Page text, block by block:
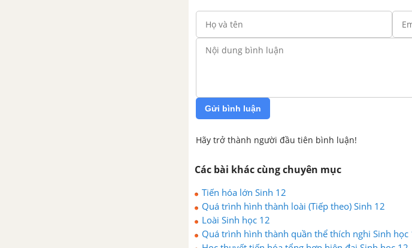
Gửi bình luận
Hãy trở thành người đầu tiên bình luận!
Các bài khác cùng chuyên mục
Tiến hóa lớn Sinh 12
Quá trình hình thành loài (Tiếp theo) Sinh 12
Loài Sinh học 12
Quá trình hình thành quần thể thích nghi Sinh học